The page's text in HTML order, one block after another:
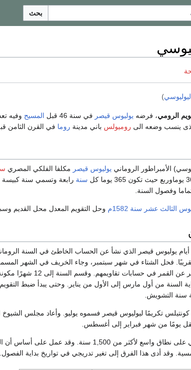
بحث
)
الرومي، فرضه يوليوس قيصر في سنة 46 قبل المسيح
ينسب وضعه الى روميولس باني مدينة روما في القرن الثامن
الأمبراطور الروماني يوليوس قيصر مكلفا الفلكي المصري
سنة رابعة وتسمي سنة كبيسة
وفصول السنة.
الثالث عشر سنة 1582م وحل التقويم المعدل محل القديم
يوليوس قيصر الذي نشأ عن الحساب الخاطئ في السنة
سنة التشويش.
تكريمًا ليوليوس قيصر فسموه يوليو. وأعاد مجلس
يومًا من شهر فبراير إلى أغسطس.